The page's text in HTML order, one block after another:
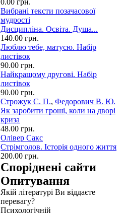
Вибрані тексти позачасової
мудрості
Дисципліна. Освіта. Душа...
140.00 грн.
Люблю тебе, матусю. Набір
листівок
90.00 грн.
Найкращому другові. Набір
листівок
90.00 грн.
Строжук С. П., Федорович В. Ю.
Як заробити гроші, коли на дворі
криза
48.00 грн.
Олівер Сакс
Стрімголов. Історія одного життя
200.00 грн.
Споріднені сайти
Опитування
Якій літературі Ви віддаєте
перевагу?
Психологічній